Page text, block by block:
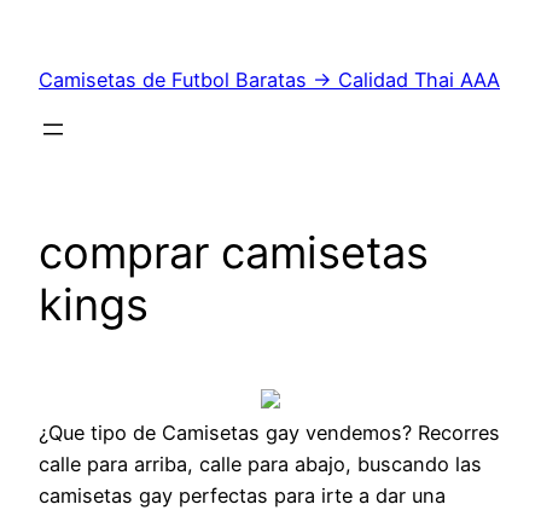
contenido
Camisetas de Futbol Baratas → Calidad Thai AAA
comprar camisetas
kings
¿Que tipo de Camisetas gay vendemos? Recorres
calle para arriba, calle para abajo, buscando las
camisetas gay perfectas para irte a dar una